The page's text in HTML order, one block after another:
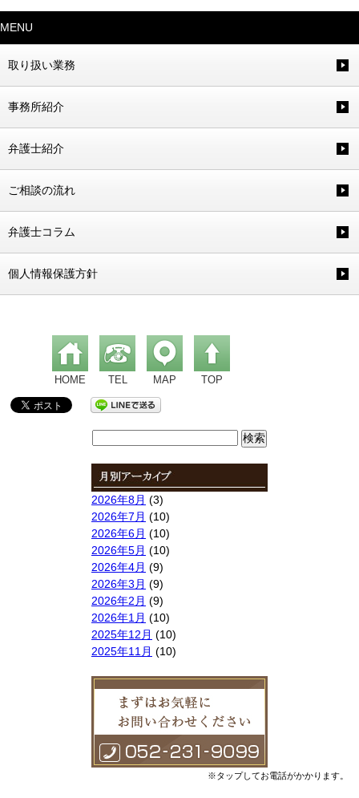
MENU
取り扱い業務
事務所紹介
弁護士紹介
ご相談の流れ
弁護士コラム
個人情報保護方針
HOME TEL MAP TOP
2026年8月 (3)
2026年7月 (10)
2026年6月 (10)
2026年5月 (10)
2026年4月 (9)
2026年3月 (9)
2026年2月 (9)
2026年1月 (10)
2025年12月 (10)
2025年11月 (10)
2025年8月(9)
2025年7月(10)
2025年6月(10)
2025年5月(10)
2025年4月(10)
※タップしてお電話がかかります。